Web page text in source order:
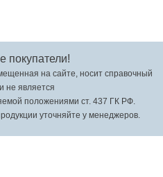
покупатели!
на сайте, носит справочный
не является
положениями ст. 437 ГК РФ.
уточняйте у менеджеров.